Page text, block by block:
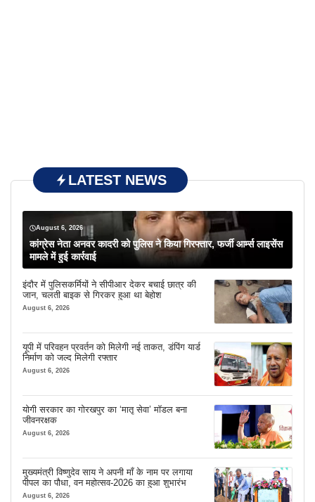
LATEST NEWS
August 6, 2026
कांग्रेस नेता अनवर कादरी को पुलिस ने किया गिरफ्तार, फर्जी आर्म्स लाइसेंस
मामले में हुई कार्रवाई
इंदौर में पुलिसकर्मियों ने सीपीआर देकर बचाई छात्र की
जान, चलती बाइक से गिरकर हुआ था बेहोश
August 6, 2026
यूपी में परिवहन प्रवर्तन को मिलेगी नई ताकत, डंपिंग यार्ड
निर्माण को जल्द मिलेगी रफ्तार
August 6, 2026
योगी सरकार का गोरखपुर का ‘मातृ सेवा’ मॉडल बना
जीवनरक्षक
August 6, 2026
मुख्यमंत्री विष्णुदेव साय ने अपनी माँ के नाम पर लगाया
पीपल का पौधा, वन महोत्सव-2026 का हुआ शुभारंभ
August 6, 2026